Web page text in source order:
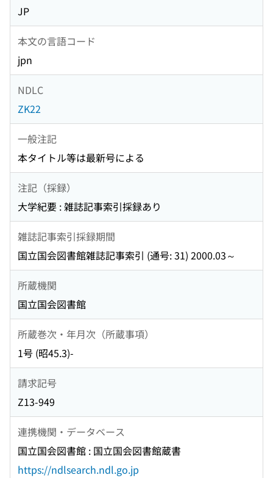
JP
本文の言語コード
jpn
NDLC
ZK22
一般注記
本タイトル等は最新号による
注記（採録）
大学紀要 : 雑誌記事索引採録あり
雑誌記事索引採録期間
国立国会図書館雑誌記事索引 (通号: 31) 2000.03～
所蔵機関
国立国会図書館
所蔵巻次・年月次（所蔵事項）
1号 (昭45.3)-
請求記号
Z13-949
連携機関・データベース
国立国会図書館 : 国立国会図書館蔵書
https://ndlsearch.ndl.go.jp